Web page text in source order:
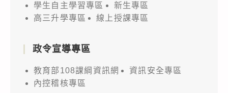
學生自主學習專區
新生專區
高三升學專區
線上授課專區
政令宣導專區
教育部108課綱資訊網
資訊安全專區
內控稽核專區